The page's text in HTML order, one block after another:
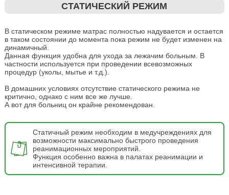
СТАТИЧЕСКИЙ РЕЖИМ
В статическом режиме матрас полностью надувается и остается
в таком состоянии до момента пока режим не будет изменен на
динамичный.
Данная функция удобна для ухода за лежачим больным. В
частности используется при проведении всевозможных
процедур (уколы, мытье и т.д.).
В домашних условиях отсутствие статического режима не
критично, однако с ним все же лучше.
А вот для больниц он крайне рекомендован.
Статичный режим необходим в медучреждениях для
возможности максимально быстрого проведения
реанимационных мероприятий.
Функция особенно важна в палатах реанимации и
интенсивной терапии.